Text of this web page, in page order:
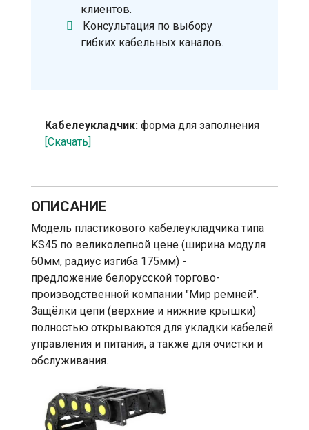
клиентов.
Консультация по выбору
гибких кабельных каналов.
Кабелеукладчик: форма для заполнения
[Скачать]
ОПИСАНИЕ
Модель пластикового кабелеукладчика типа
KS45 по великолепной цене (ширина модуля
60мм, радиус изгиба 175мм) -
предложение белорусской торгово-
производственной компании "Мир ремней".
Защёлки цепи (верхние и нижние крышки)
полностью открываются для укладки кабелей
управления и питания, а также для очистки и
обслуживания.